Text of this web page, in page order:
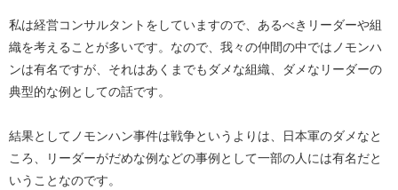
私は経営コンサルタントをしていますので、あるべきリーダーや組
織を考えることが多いです。なので、我々の仲間の中ではノモンハ
ンは有名ですが、それはあくまでもダメな組織、ダメなリーダーの
典型的な例としての話です。
結果としてノモンハン事件は戦争というよりは、日本軍のダメなと
ころ、リーダーがだめな例などの事例として一部の人には有名だと
いうことなのです。